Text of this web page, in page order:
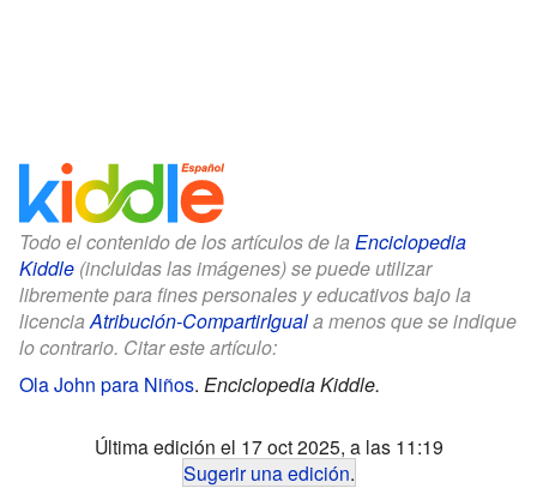
Todo el contenido de los artículos de la Enciclopedia
Kiddle (incluidas las imágenes) se puede utilizar
libremente para fines personales y educativos bajo la
licenciaAtribución-CompartirIguala menos que se indique
lo contrario. Citar este artículo:
Ola John para Niños. Enciclopedia Kiddle.
Última edición el 17 oct 2025, a las 11:19
Sugerir una edición.